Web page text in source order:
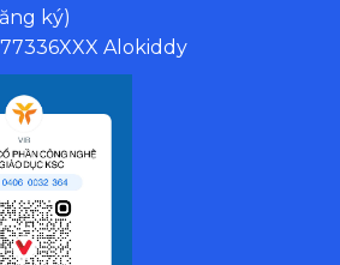
ký)
Alokiddy